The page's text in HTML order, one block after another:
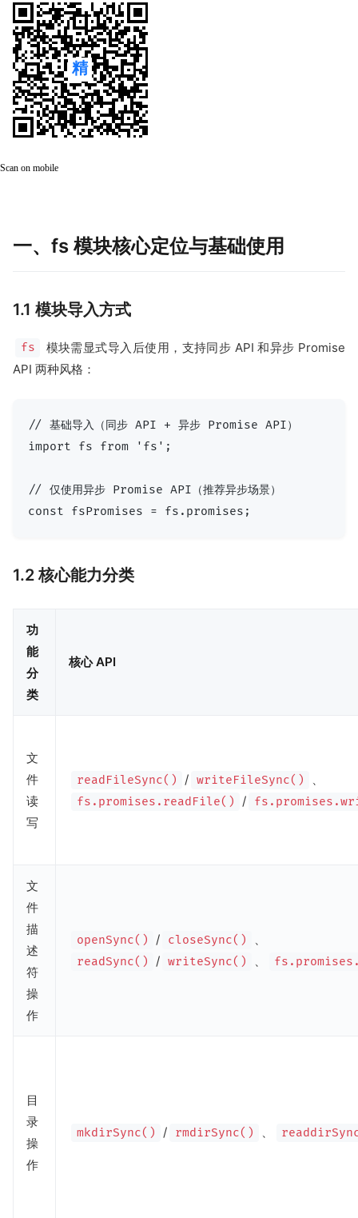
Scan on mobile
一、fs 模块核心定位与基础使用
1.1 模块导入方式
fs
模块需显式导入后使用，支持同步 API 和异步 Promise
API 两种风格：
// 基础导入（同步 API + 异步 Promise API）
import fs from 'fs';
// 仅使用异步 Promise API（推荐异步场景）
1.2 核心能力分类
功
能
分
类
核心 API
文
件
读
写
readFileSync() / writeFileSync()
fs.promises.readFile() /
文
件
描
述
符
操
作
openSync() / closeSync()
readSync() / writeSync()
目
录
操
作
mkdirSync() / rmdirSync()